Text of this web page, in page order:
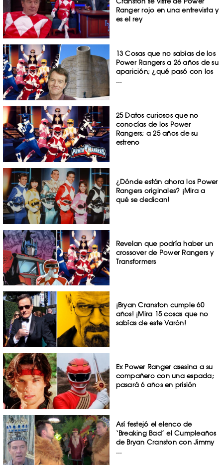
Ranger rojo en una entrevista y
es el rey
13 Cosas que no sabías de los
Power Rangers a 26 años de su
aparición; ¿qué pasó con los
...
25 Datos curiosos que no
conocías de los Power
Rangers; a 25 años de su
estreno
¿Dónde están ahora los Power
Rangers originales? ¡Mira a
qué se dedican!
Revelan que podría haber un
crossover de Power Rangers y
Transformers
¡Bryan Cranston cumple 60
años! ¡Mira 15 cosas que no
sabías de este Varón!
Ex Power Ranger asesina a su
compañero con una espada;
pasará 6 años en prisión
Así festejó el elenco de
‘Breaking Bad’ el Cumpleaños
de Bryan Cranston con Jimmy
...